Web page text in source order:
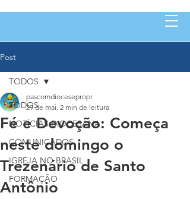
Post
TODOS
NOTÍCIAS DIOCESANA
COMUNICADOS
IGREJA NO BRASIL
FORMAÇÃO
TODOS
Fé e Devoção: Começa
neste domingo o
Trezenário de Santo
Antônio
pascomdiocesepropr
29 de mai. 2 min de leitura